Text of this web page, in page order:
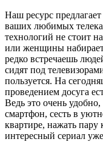
Наш ресурс
ваших любимых
технологий не стоит
или женщины
редко встречаешь
сидят под
пользуется. На
проведением досуга
Ведь это очень
смартфон, сесть в
квартире, нажать
интересный сериал